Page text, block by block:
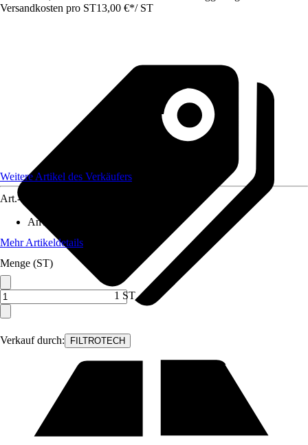
Versandkosten pro ST13,00 €*/ ST
Verkauf durch: FILTROTECH
Weitere Artikel des Verkäufers
Art.-Nr.
Anwendung
Mehr Artikeldetails
Menge (ST)
1 ST